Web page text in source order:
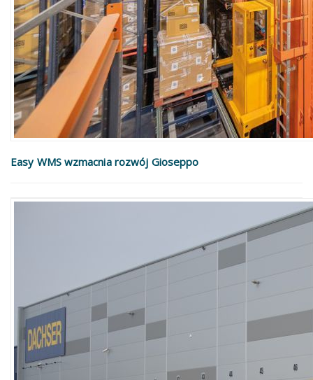
Easy WMS wzmacnia rozwój Gioseppo